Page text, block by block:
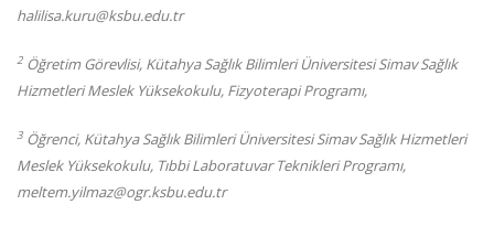
halilisa.kuru@ksbu.edu.tr
2 Öğretim Görevlisi, Kütahya Sağlık Bilimleri Üniversitesi Simav Sağlık
Hizmetleri Meslek Yüksekokulu, Fizyoterapi Programı,
3 Öğrenci, Kütahya Sağlık Bilimleri Üniversitesi Simav Sağlık Hizmetleri
Meslek Yüksekokulu, Tıbbi Laboratuvar Teknikleri Programı,
meltem.yilmaz@ogr.ksbu.edu.tr